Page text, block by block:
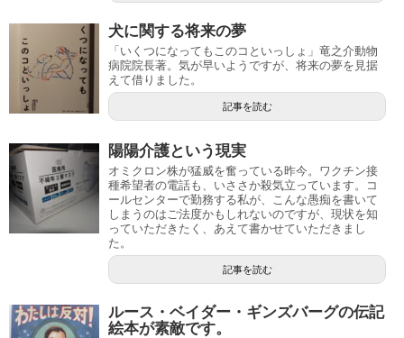
犬に関する将来の夢
「いくつになってもこのコといっしょ」竜之介動物
病院院長著。気が早いようですが、将来の夢を見据
えて借りました。
記事を読む
陽陽介護という現実
オミクロン株が猛威を奮っている昨今。ワクチン接
種希望者の電話も、いささか殺気立っています。コ
ールセンターで勤務する私が、こんな愚痴を書いて
しまうのはご法度かもしれないのですが、現状を知
っていただきたく、あえて書かせていただきまし
た。
記事を読む
ルース・ベイダー・ギンズバーグの伝記
絵本が素敵です。